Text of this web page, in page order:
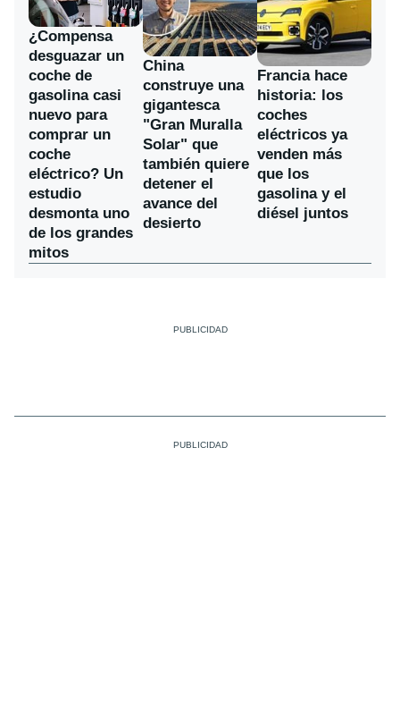
¿Compensa
desguazar un
coche de
gasolina casi
nuevo para
comprar un
coche
eléctrico? Un
estudio
desmonta uno
de los grandes
mitos
China
construye una
gigantesca
"Gran Muralla
Solar" que
también quiere
detener el
avance del
desierto
Francia hace
historia: los
coches
eléctricos ya
venden más
que los
gasolina y el
diésel juntos